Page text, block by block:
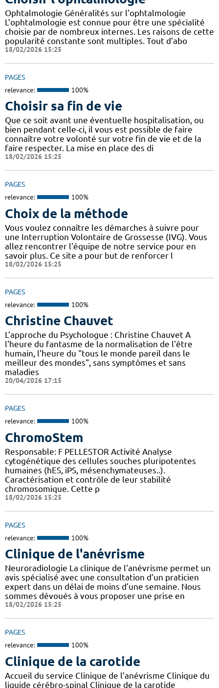
Ophtalmologie Généralités sur l'ophtalmologie
L’ophtalmologie est connue pour être une spécialité
choisie par de nombreux internes. Les raisons de cette
popularité constante sont multiples. Tout d’abo
18/02/2026 15:25
PAGES
relevance: 100%
Choisir sa fin de vie
Que ce soit avant une éventuelle hospitalisation, ou
bien pendant celle-ci, il vous est possible de faire
connaître votre volonté sur votre fin de vie et de la
faire respecter. La mise en place des di
18/02/2026 15:25
PAGES
relevance: 100%
Choix de la méthode
Vous voulez connaître les démarches à suivre pour
une Interruption Volontaire de Grossesse (IVG). Vous
allez rencontrer l'équipe de notre service pour en
savoir plus. Ce site a pour but de renforcer l
18/02/2026 15:25
PAGES
relevance: 100%
Christine Chauvet
L’approche du Psychologue : Christine Chauvet A
l'heure du fantasme de la normalisation de l'être
humain, l'heure du "tous le monde pareil dans le
meilleur des mondes", sans symptômes et sans
maladies
20/04/2026 17:15
PAGES
relevance: 100%
ChromoStem
Responsable: F PELLESTOR Activité Analyse
cytogénétique des cellules souches pluripotentes
humaines (hES, iPS, mésenchymateuses..).
Caractérisation et contrôle de leur stabilité
chromosomique. Cette p
18/02/2026 15:25
PAGES
relevance: 100%
Clinique de l'anévrisme
Neuroradiologie La clinique de l'anévrisme permet un
avis spécialisé avec une consultation d’un praticien
expert dans un délai de moins d’une semaine. Nous
sommes dévoués à vous proposer une prise en
18/02/2026 15:25
PAGES
relevance: 100%
Clinique de la carotide
Accueil du service Clinique de l'anévrisme Clinique du
liquide cérébro-spinal Clinique de la carotide